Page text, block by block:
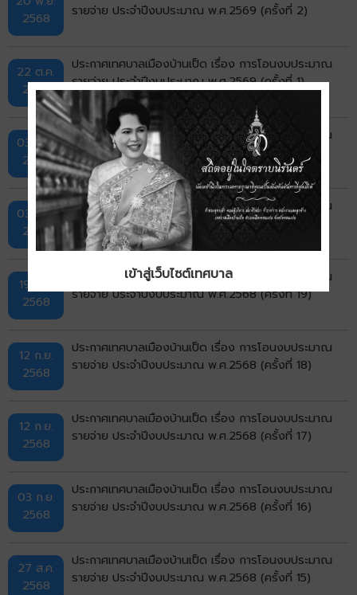
2568
รายจ่าย ประจำปีงบประมาณ พ.ศ.2569 (ครั้งที่ 2)
22 ต.ค.
2568
ประกาศเทศบาลเมืองบ้านเป็ด เรื่อง การโอนงบประมาณ
รายจ่าย ประจำปีงบประมาณ พ.ศ.2569 (ครั้งที่ 1)
03 ต.ค.
2568
ประกาศเทศบาลเมืองบ้านเป็ด เรื่อง การโอนงบประมาณ
รายจ่าย ประจำปีงบประมาณ พ.ศ.2568 (ครั้งที่ 21)
03 ต.ค.
2568
ประกาศเทศบาลเมืองบ้านเป็ด เรื่อง การโอนงบประมาณ
รายจ่าย ประจำปีงบประมาณ พ.ศ.2568 (ครั้งที่ 20)
19 ก.ย.
2568
ประกาศเทศบาลเมืองบ้านเป็ด เรื่อง การโอนงบประมาณ
รายจ่าย ประจำปีงบประมาณ พ.ศ.2568 (ครั้งที่ 19)
12 ก.ย.
2568
ประกาศเทศบาลเมืองบ้านเป็ด เรื่อง การโอนงบประมาณ
รายจ่าย ประจำปีงบประมาณ พ.ศ.2568 (ครั้งที่ 18)
12 ก.ย.
2568
ประกาศเทศบาลเมืองบ้านเป็ด เรื่อง การโอนงบประมาณ
รายจ่าย ประจำปีงบประมาณ พ.ศ.2568 (ครั้งที่ 17)
03 ก.ย.
2568
ประกาศเทศบาลเมืองบ้านเป็ด เรื่อง การโอนงบประมาณ
รายจ่าย ประจำปีงบประมาณ พ.ศ.2568 (ครั้งที่ 16)
27 ส.ค.
2568
ประกาศเทศบาลเมืองบ้านเป็ด เรื่อง การโอนงบประมาณ
รายจ่าย ประจำปีงบประมาณ พ.ศ.2568 (ครั้งที่ 15)
เข้าสู่เว็บไซต์เทศบาล